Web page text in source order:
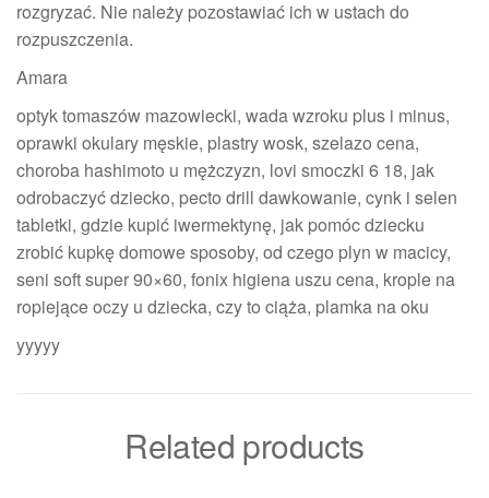
rozgryzać. Nie należy pozostawiać ich w ustach do
rozpuszczenia.
Amara
optyk tomaszów mazowiecki, wada wzroku plus i minus,
oprawki okulary męskie, plastry wosk, szelazo cena,
choroba hashimoto u mężczyzn, lovi smoczki 6 18, jak
odrobaczyć dziecko, pecto drill dawkowanie, cynk i selen
tabletki, gdzie kupić iwermektynę, jak pomóc dziecku
zrobić kupkę domowe sposoby, od czego plyn w macicy,
seni soft super 90×60, fonix higiena uszu cena, krople na
ropiejące oczy u dziecka, czy to ciąża, plamka na oku
yyyyy
Related products